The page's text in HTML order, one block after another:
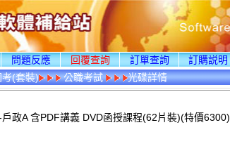
問題反應 回覆查詢 訂單查詢
訂購説明
考(套裝) 公職考試 光碟詳情
政A 含PDF講義 DVD函授課程(62片裝)(特價6300)